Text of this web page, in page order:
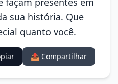
sua história. Que
quanto você.
📤 Compartilhar